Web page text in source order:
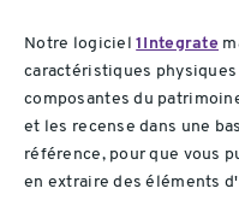
Notre logiciel1Integrate
caractéristiques
composantes du
et les recense dans une
référence, pour que vous
en extraire des éléments